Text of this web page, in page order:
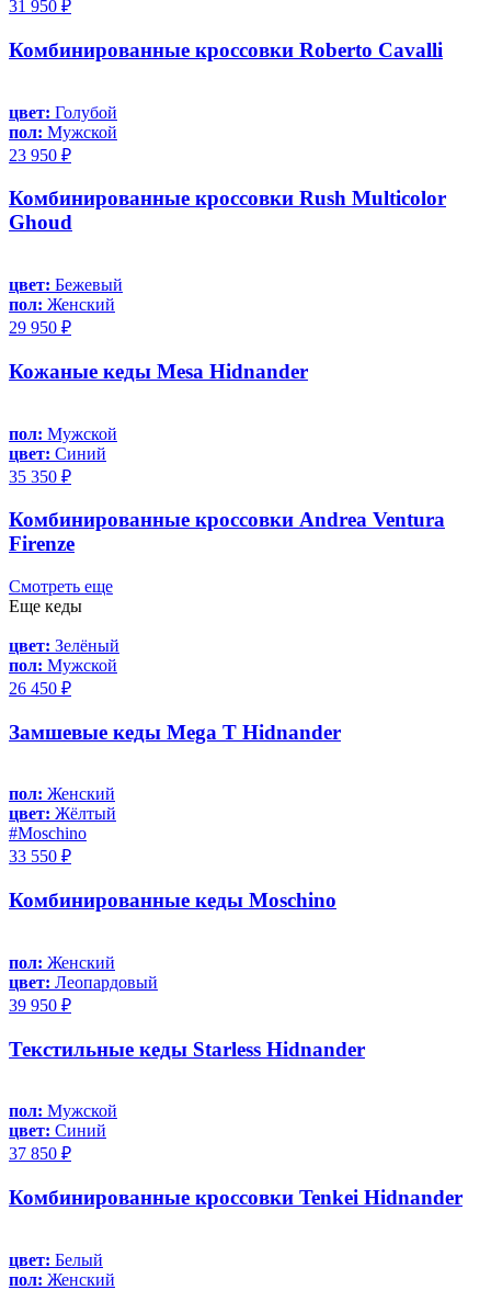
31 950 ₽
Комбинированные кроссовки Roberto Cavalli
цвет: Голубой
пол: Мужской
23 950 ₽
Комбинированные кроссовки Rush Multicolor
Ghoud
цвет: Бежевый
пол: Женский
29 950 ₽
Кожаные кеды Mesa Hidnander
пол: Мужской
цвет: Синий
35 350 ₽
Комбинированные кроссовки Andrea Ventura
Firenze
Смотреть еще
Еще кеды
цвет: Зелёный
пол: Мужской
26 450 ₽
Замшевые кеды Mega T Hidnander
пол: Женский
цвет: Жёлтый
#Moschino
33 550 ₽
Комбинированные кеды Moschino
пол: Женский
цвет: Леопардовый
39 950 ₽
Текстильные кеды Starless Hidnander
пол: Мужской
цвет: Синий
37 850 ₽
Комбинированные кроссовки Tenkei Hidnander
цвет: Белый
пол: Женский